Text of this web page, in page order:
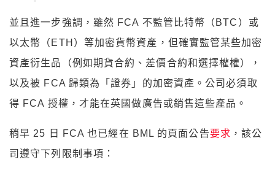
並且進一步強調，雖然 FCA 不監管比特幣（BTC）或
以太幣（ETH）等加密貨幣資產，但確實監管某些加密
資產衍生品（例如期貨合約、差價合約和選擇權權），
以及被 FCA 歸類為「證券」的加密資產。公司必須取
得 FCA 授權，才能在英國做廣告或銷售這些產品。
稍早 25 日 FCA 也已經在 BML 的頁面公告要求 ，該公
司遵守下列限制事項：